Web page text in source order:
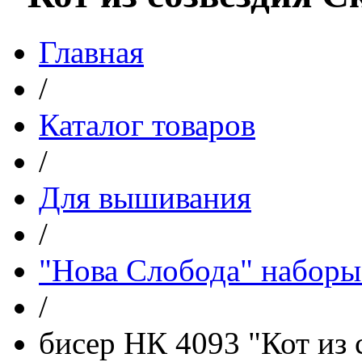
Главная
/
Каталог товаров
/
Для вышивания
/
"Нова Слобода"
/
бисер НК 4093 "Кот из